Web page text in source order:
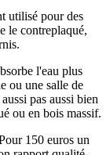
utilisé pour des
le contreplaqué,
l'eau plus
ou une salle de
pas aussi bien
ou en bois massif.
150 euros un